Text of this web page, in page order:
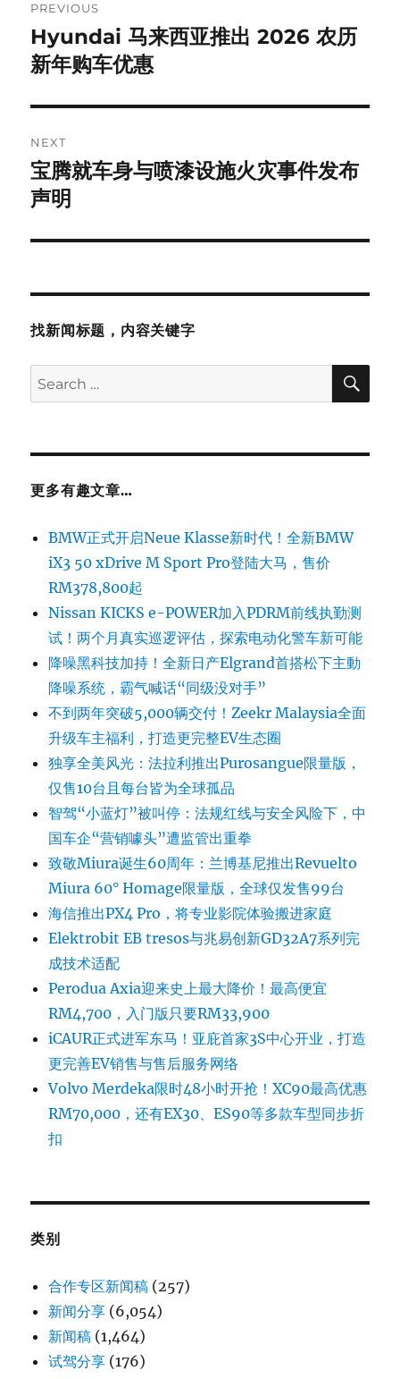
navigation
PREVIOUS
Previous
post:
Hyundai 马来西亚推出 2026 农历
新年购车优惠
NEXT
Next
post:
宝腾就车身与喷漆设施火灾事件发布
声明
找新闻标题，内容关键字
Search
for:
更多有趣文章…
BMW正式开启Neue Klasse新时代！全新BMW
iX3 50 xDrive M Sport Pro登陆大马，售价
RM378,800起
Nissan KICKS e-POWER加入PDRM前线执勤测
试！两个月真实巡逻评估，探索电动化警车新可能
降噪黑科技加持！全新日产Elgrand首搭松下主動
降噪系统，霸气喊话“同级没对手”
不到两年突破5,000辆交付！Zeekr Malaysia全面
升级车主福利，打造更完整EV生态圈
独享全美风光：法拉利推出Purosangue限量版，
仅售10台且每台皆为全球孤品
智驾“小蓝灯”被叫停：法规红线与安全风险下，中
国车企“营销噱头”遭监管出重拳
致敬Miura诞生60周年：兰博基尼推出Revuelto
Miura 60° Homage限量版，全球仅发售99台
海信推出PX4 Pro，将专业影院体验搬进家庭
Elektrobit EB tresos与兆易创新GD32A7系列完
成技术适配
Perodua Axia迎来史上最大降价！最高便宜
RM4,700，入门版只要RM33,900
iCAUR正式进军东马！亚庇首家3S中心开业，打造
更完善EV销售与售后服务网络
Volvo Merdeka限时48小时开抢！XC90最高优惠
RM70,000，还有EX30、ES90等多款车型同步折
扣
类别
合作专区新闻稿 (257)
新闻分享 (6,054)
新闻稿 (1,464)
试驾分享 (176)